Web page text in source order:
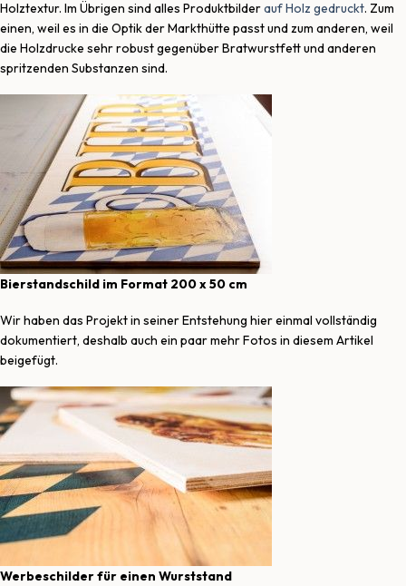
Holztextur. Im Übrigen sind alles Produktbilderauf Holz gedruckt. Zum
einen, weil es in die Optik der Markthütte passt und zum anderen, weil
die Holzdrucke sehr robust gegenüber Bratwurstfett und anderen
spritzenden Substanzen sind.
Bierstandschild im Format 200 x 50 cm
Wir haben das Projekt in seiner Entstehung hier einmal vollständig
dokumentiert, deshalb auch ein paar mehr Fotos in diesem Artikel
beigefügt.
Werbeschilder für einen Wurststand